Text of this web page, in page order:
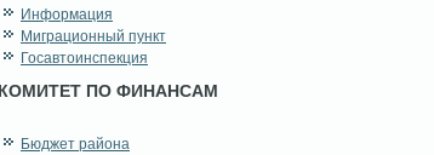
Информация
Миграционный пункт
Госавтоинспекция
КОМИТЕТ ПО ФИНАНСАМ
Бюджет района